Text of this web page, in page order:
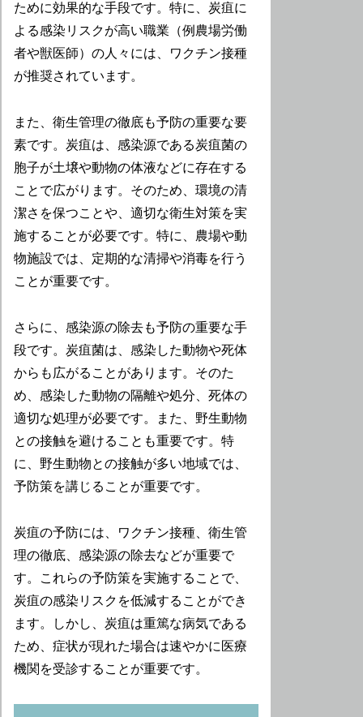
ために効果的な手段です。特に、炭疽に
よる感染リスクが高い職業（例農場労働
者や獣医師）の人々には、ワクチン接種
が推奨されています。
また、衛生管理の徹底も予防の重要な要
素です。炭疽は、感染源である炭疽菌の
胞子が土壌や動物の体液などに存在する
ことで広がります。そのため、環境の清
潔さを保つことや、適切な衛生対策を実
施することが必要です。特に、農場や動
物施設では、定期的な清掃や消毒を行う
ことが重要です。
さらに、感染源の除去も予防の重要な手
段です。炭疽菌は、感染した動物や死体
からも広がることがあります。そのた
め、感染した動物の隔離や処分、死体の
適切な処理が必要です。また、野生動物
との接触を避けることも重要です。特
に、野生動物との接触が多い地域では、
予防策を講じることが重要です。
炭疽の予防には、ワクチン接種、衛生管
理の徹底、感染源の除去などが重要で
す。これらの予防策を実施することで、
炭疽の感染リスクを低減することができ
ます。しかし、炭疽は重篤な病気である
ため、症状が現れた場合は速やかに医療
機関を受診することが重要です。